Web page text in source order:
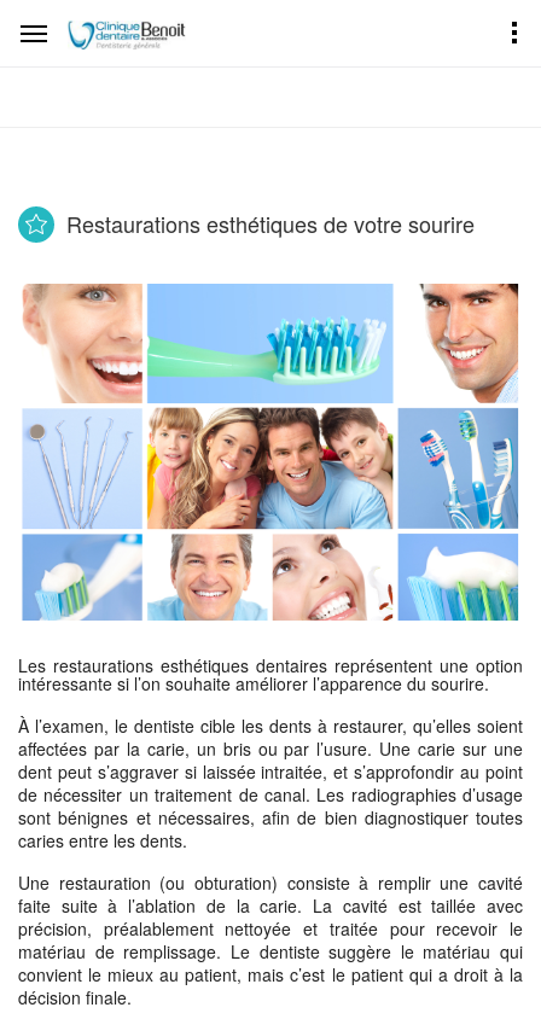
Restaurations esthétiques de votre sourire
Les restaurations esthétiques dentaires représentent une option
intéressante si l’on souhaite améliorer l’apparence du sourire.
À l’examen, le dentiste cible les dents à restaurer, qu’elles soient
affectées par la carie, un bris ou par l’usure. Une carie sur une
dent peut s’aggraver si laissée intraitée, et s’approfondir au point
de nécessiter un traitement de canal. Les radiographies d’usage
sont bénignes et nécessaires, afin de bien diagnostiquer toutes
caries entre les dents.
Une restauration (ou obturation) consiste à remplir une cavité
faite suite à l’ablation de la carie. La cavité est taillée avec
précision, préalablement nettoyée et traitée pour recevoir le
matériau de remplissage. Le dentiste suggère le matériau qui
convient le mieux au patient, mais c’est le patient qui a droit à la
décision finale.